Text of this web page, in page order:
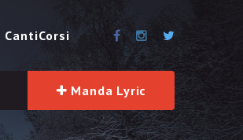
CantiCorsi
Manda Lyric